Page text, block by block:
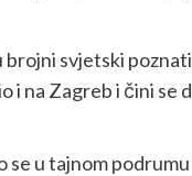
svjetski
i na Zagreb i čini se
u tajnom